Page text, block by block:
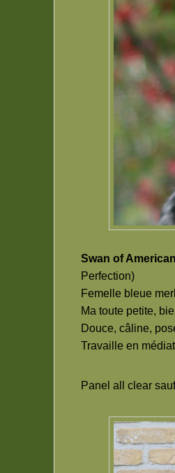
Swan of
Perfection)
Femelle bleue
Ma toute petite,
Douce, câline,
Travaille en
Panel all clear